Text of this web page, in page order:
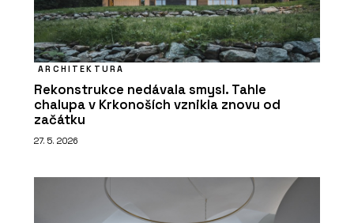
ARCHITEKTURA
Rekonstrukce nedávala smysl. Tahle
chalupa v Krkonoších vznikla znovu od
začátku
27. 5. 2026